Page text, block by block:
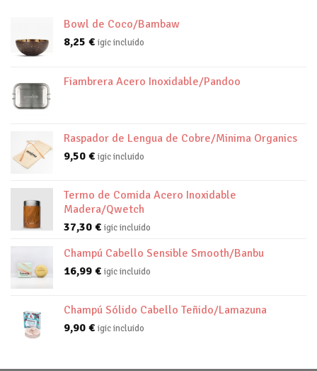
Bowl de Coco/Bambaw
8,25 € igic incluido
Fiambrera Acero Inoxidable/Pandoo
Raspador de Lengua de Cobre/Minima Organics
9,50 € igic incluido
Termo de Comida Acero Inoxidable
Madera/Qwetch
37,30 € igic incluido
Champú Cabello Sensible Smooth/Banbu
16,99 € igic incluido
Champú Sólido Cabello Teñido/Lamazuna
9,90 € igic incluido